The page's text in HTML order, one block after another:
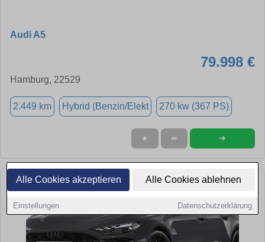
Alle Cookies akzeptieren Alle Cookies ablehnen
Einstellungen Datenschutzerklärung
Audi A5
79.998 €
Hamburg, 22529
2.449 km Hybrid (Benzin/Elekt 270 kw (367 PS)
★ ➦ ➜